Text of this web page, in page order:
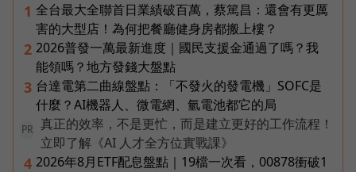
1 全台最大全聯首日業績破百萬，蔡篤昌：還會有更厲
害的大型店！為何把餐廳健身房都搬上樓？
2 2026普發一萬最新進度｜國民支援金通過了嗎？我
能領嗎？地方發錢大盤點
3 台達電第二曲線盤點：「不發火的發電機」SOFC是
什麼？AI機器人、微電網、氫電池都它的局
PR
真正的效率，不是更忙，而是建立更好的工作流程！
立即了解《AI 人才全方位實戰課》
4 2026年8月ETF配息盤點｜19檔一次看，00878衝破1